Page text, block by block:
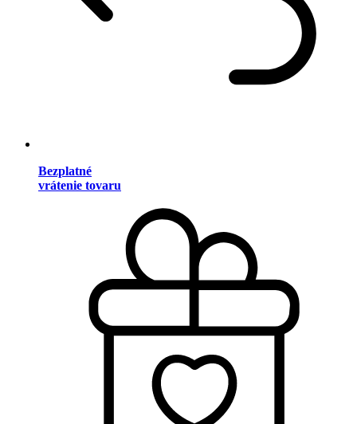
Bezplatné
vrátenie tovaru